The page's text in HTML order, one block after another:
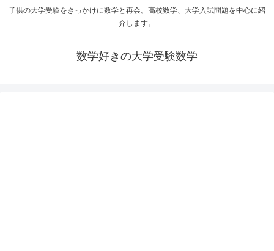
子供の大学受験をきっかけに数学と再会。高校数学、大学入試問題を中心に紹
介します。
数学好きの大学受験数学